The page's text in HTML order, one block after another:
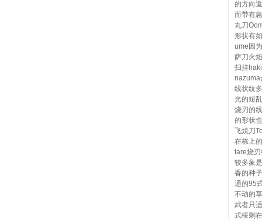
的方向
而带有
丸刀
形状有
ume因
萨刀火
扫挂
nazuma
线状纹
光的短
烧刃的
的形状
飞焼刀
在栋上
tare烧
较多象
香的种
通的95
不动的
武者只
式棱刺